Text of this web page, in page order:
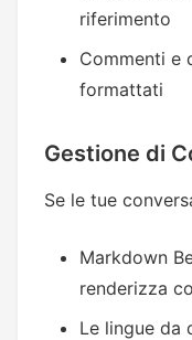
riferimento
Commenti e
formattati
Gestione di
Se le tue
Markdown
renderizza
Le lingue da